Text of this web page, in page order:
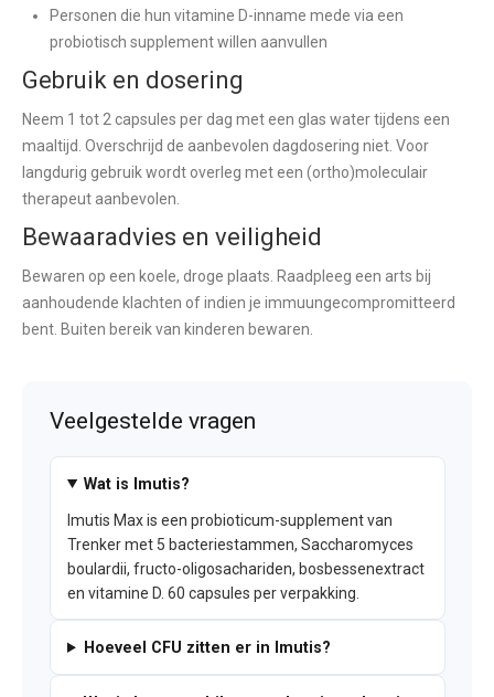
Personen die hun vitamine D-inname mede via een
probiotisch supplement willen aanvullen
Gebruik en dosering
Neem 1 tot 2 capsules per dag met een glas water tijdens een
maaltijd. Overschrijd de aanbevolen dagdosering niet. Voor
langdurig gebruik wordt overleg met een (ortho)moleculair
therapeut aanbevolen.
Bewaaradvies en veiligheid
Bewaren op een koele, droge plaats. Raadpleeg een arts bij
aanhoudende klachten of indien je immuungecompromitteerd
bent. Buiten bereik van kinderen bewaren.
Veelgestelde vragen
Wat is Imutis?
Imutis Max is een probioticum-supplement van
Trenker met 5 bacteriestammen, Saccharomyces
boulardii, fructo-oligosachariden, bosbessenextract
en vitamine D. 60 capsules per verpakking.
Hoeveel CFU zitten er in Imutis?